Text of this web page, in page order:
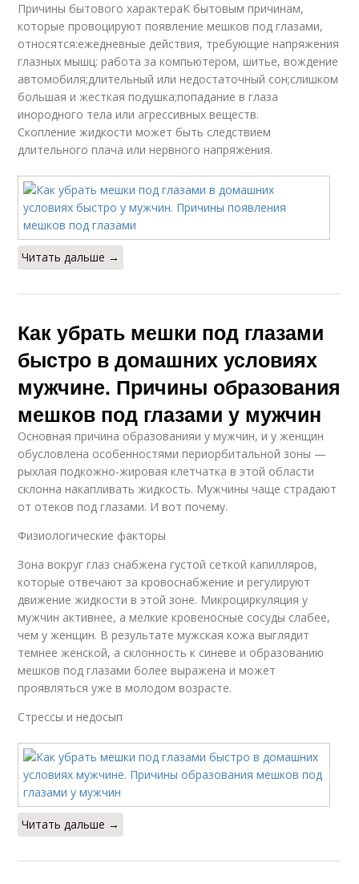
Причины бытового характераК бытовым причинам,
которые провоцируют появление мешков под глазами,
относятся:ежедневные действия, требующие напряжения
глазных мышц: работа за компьютером, шитье, вождение
автомобиля;длительный или недостаточный сон;слишком
большая и жесткая подушка;попадание в глаза
инородного тела или агрессивных веществ.
Скопление жидкости может быть следствием
длительного плача или нервного напряжения.
Читать дальше →
Как убрать мешки под глазами
быстро в домашних условиях
мужчине. Причины образования
мешков под глазами у мужчин
Основная причина образованияи у мужчин, и у женщин
обусловлена особенностями периорбитальной зоны —
рыхлая подкожно-жировая клетчатка в этой области
склонна накапливать жидкость. Мужчины чаще страдают
от отеков под глазами. И вот почему.
Физиологические факторы
Зона вокруг глаз снабжена густой сеткой капилляров,
которые отвечают за кровоснабжение и регулируют
движение жидкости в этой зоне. Микроциркуляция у
мужчин активнее, а мелкие кровеносные сосуды слабее,
чем у женщин. В результате мужская кожа выглядит
темнее женской, а склонность к синеве и образованию
мешков под глазами более выражена и может
проявляться уже в молодом возрасте.
Стрессы и недосып
Читать дальше →